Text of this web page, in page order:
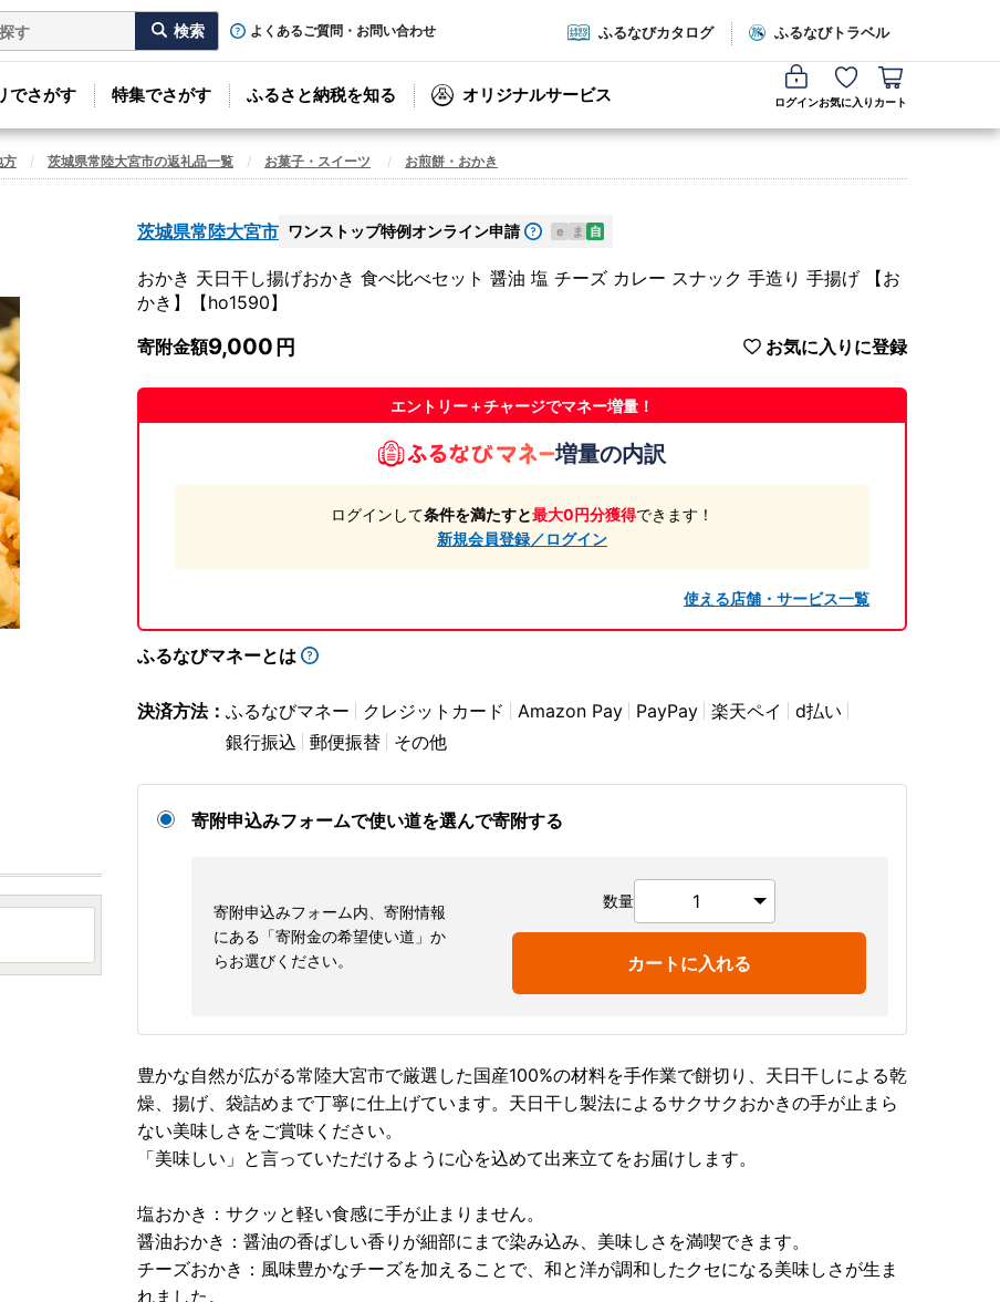
よくあるご質問・お問い合わせ ふるなびカタログ ふるなびトラベル
でさがす 特集でさがす ふるさと納税を知る オリジナルサービス ログインお気に入り カート
方 茨城県常陸大宮市の返礼品一覧 お菓子・スイーツ お煎餅・おかき
茨城県常陸大宮市 ワンストップ特例オンライン申請 e ま 自
おかき 天日干し揚げおかき 食べ比べセット 醤油 塩 チーズ カレー スナック 手造り 手揚げ 【お
かき】【ho1590】
寄附金額9,000 お気に入りに登録
エントリー＋チャージでマネー増量！
増量の内訳
ログインして条件を満たすと最大0円分獲得できます！
新規会員登録／ログイン
使える店舗・サービス一覧
ふるなびマネーとは
決済方法： ふるなびマネー クレジットカード Amazon Pay PayPay 楽天ペイ
d払い
銀行振込
郵便振替 その他
寄附申込みフォームで使い道を選んで寄附する
寄附申込みフォーム内、寄附情報
にある「寄附金の希望使い道」か
らお選びください。
数量
カートに入れる
豊かな自然が広がる常陸大宮市で厳選した国産100%の材料を手作業で餅切り、天日干しによる乾
燥、揚げ、袋詰めまで丁寧に仕上げています。天日干し製法によるサクサクおかきの手が止まら
ない美味しさをご賞味ください。
「美味しい」と言っていただけるように心を込めて出来立てをお届けします。
塩おかき：サクッと軽い食感に手が止まりません。
醤油おかき：醤油の香ばしい香りが細部にまで染み込み、美味しさを満喫できます。
チーズおかき：風味豊かなチーズを加えることで、和と洋が調和したクセになる美味しさが生ま
れました。